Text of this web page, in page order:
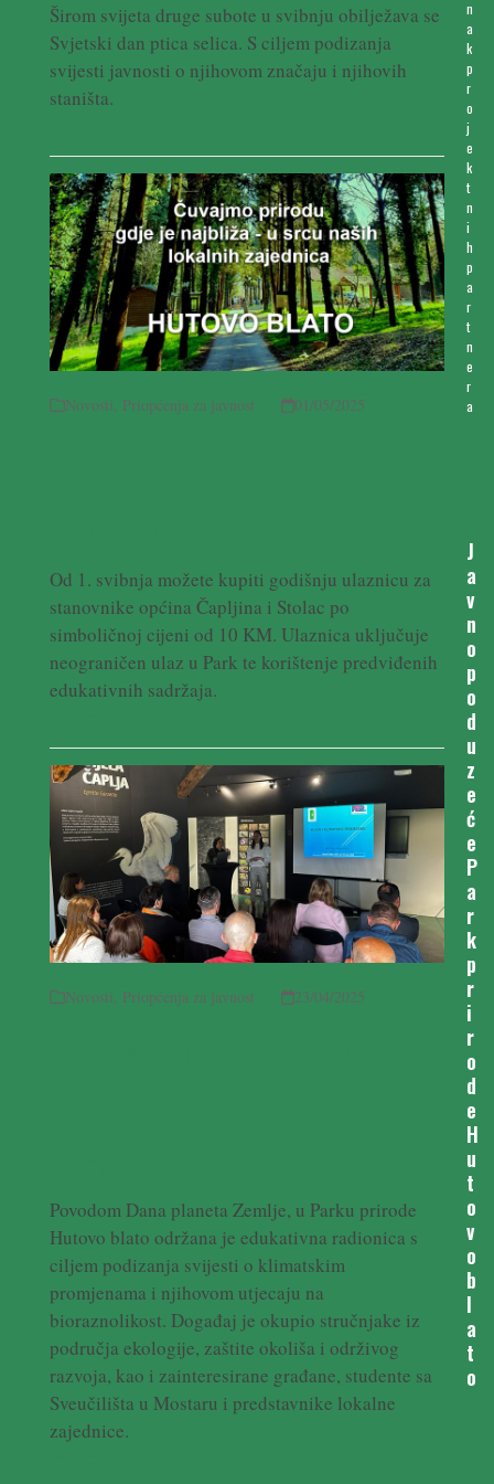
Širom svijeta druge subote u svibnju obilježava se
Svjetski dan ptica selica. S ciljem podizanja
svijesti javnosti o njihovom značaju i njihovih
staništa.
Novosti, Priopćenja za javnost 01/05/2025
Od 1. svibnja možete kupiti godišnju ulaznicu za
stanovnike općina Čapljina i Stolac po
simboličnoj cijeni od 10 KM. Ulaznica uključuje
neograničen ulaz u Park te korištenje predviđenih
edukativnih sadržaja.
Novosti, Priopćenja za javnost 23/04/2025
Povodom Dana planeta Zemlje, u Parku prirode
Hutovo blato održana je edukativna radionica s
ciljem podizanja svijesti o klimatskim
promjenama i njihovom utjecaju na
bioraznolikost. Događaj je okupio stručnjake iz
područja ekologije, zaštite okoliša i održivog
razvoja, kao i zainteresirane građane, studente sa
Sveučilišta u Mostaru i predstavnike lokalne
zajednice.
n
a
k
p
r
o
j
e
k
t
n
i
h
p
a
r
t
n
e
r
a
J
a
v
n
o
p
o
d
u
z
e
ć
e
P
a
r
k
p
r
i
r
o
d
e
H
u
t
o
v
o
b
l
a
t
o